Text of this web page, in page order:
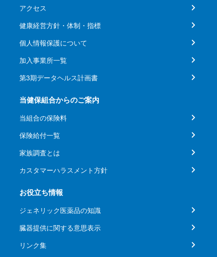
アクセス
健康経営方針・体制・指標
個人情報保護について
加入事業所一覧
第3期データヘルス計画書
当健保組合からのご案内
当組合の保険料
保険給付一覧
家族調査とは
カスタマーハラスメント方針
お役立ち情報
ジェネリック医薬品の知識
臓器提供に関する意思表示
リンク集